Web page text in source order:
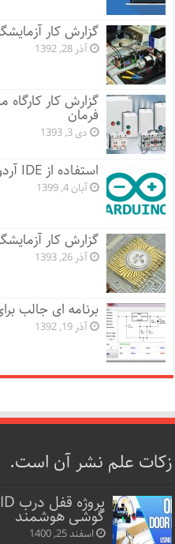
گزارش کار
آذر 28, 1392
گزارش کار کارگاه
فرمان
دی 3, 1393
استفاده از IDE آردوینو
آبان 4, 1399
گزارش کار
آذر 26, 1393
برنامه ای جالب
آذر 19, 1392
زکات علم نشر آن است.
گوشی هوشمند
اسفند 25, 1400